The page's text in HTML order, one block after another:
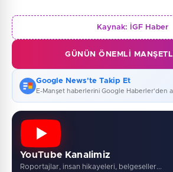
Kaynak: İGF Haber
GÜNÜN ÖNEMLI
Google News'te Takip Et
E-Manşet haberlerini Google Haberler'den
YouTube Kanalimiz
Roportajlar, insan hikayeleri, belgeseller...